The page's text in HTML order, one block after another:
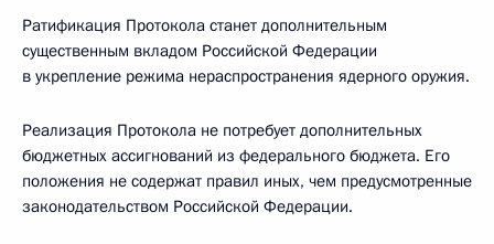
Ратификация Протокола станет дополнительным
существенным вкладом Российской Федерации
в укрепление режима нераспространения ядерного оружия.
Реализация Протокола не потребует дополнительных
бюджетных ассигнований из федерального бюджета. Его
положения не содержат правил иных, чем предусмотренные
законодательством Российской Федерации.